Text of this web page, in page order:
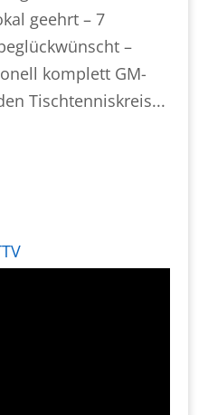
geehrt – 7
–
komplett GM-
Tischtenniskreis...